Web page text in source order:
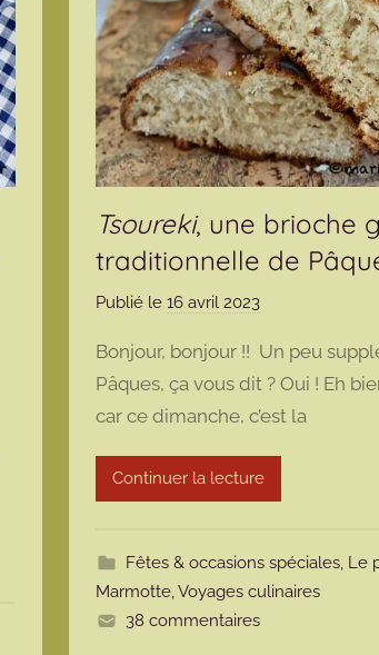
Tsoureki, une brioche
traditionnelle de
Publié le 16 avril 2023p
r
m
a
m
o
t
e
Bonjour, bonjour !! Un peu
Pâques, ça vous dit ? Oui ! Eh
car ce dimanche, c’est la
Continuer la lecture
Fêtes & occasions spéciales, Le
Marmotte,Voyages culinaires
38 commentaires